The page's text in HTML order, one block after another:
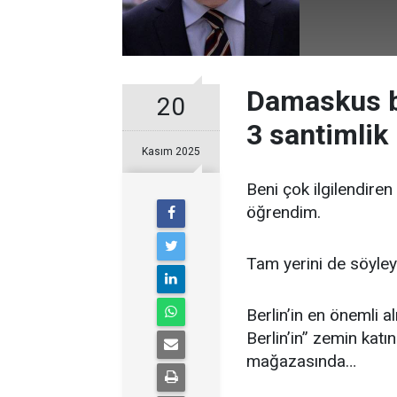
20
Kasım 2025
Damaskus
3 santimlik
Beni çok
öğrendim.
Tam yerini de
Berlin’in en önemli
Berlin’in” zemin
mağazasında…